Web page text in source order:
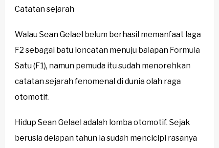
Catatan sejarah
Walau Sean Gelael belum berhasil memanfaat laga
F2 sebagai batu loncatan menuju balapan Formula
Satu (F1), namun pemuda itu sudah menorehkan
catatan sejarah fenomenal di dunia olah raga
otomotif.
Hidup Sean Gelael adalah lomba otomotif. Sejak
berusia delapan tahun ia sudah mencicipi rasanya